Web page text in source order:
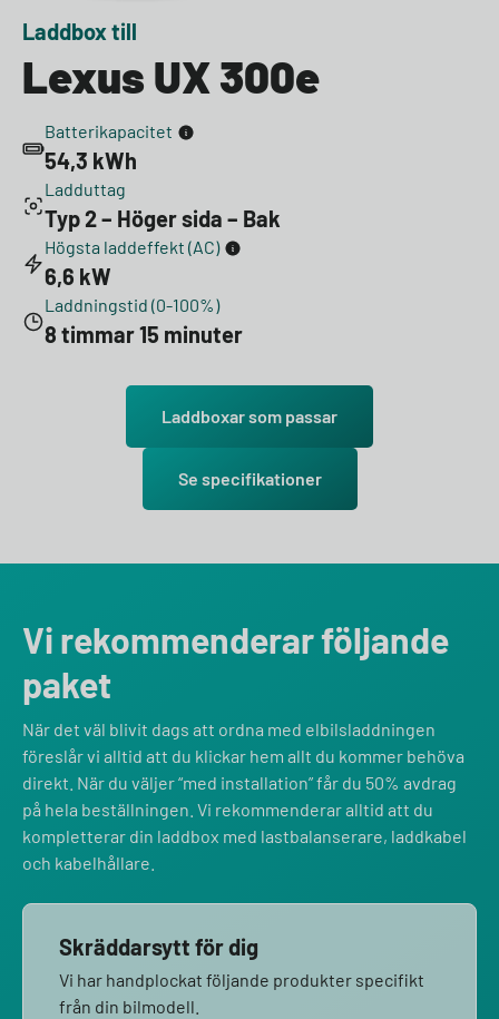
Laddbox till
Lexus UX 300e
Batterikapacitet
54,3 kWh
Ladduttag
Typ 2 – Höger sida – Bak
Högsta laddeffekt (AC)
6,6 kW
Laddningstid (0-100%)
8 timmar 15 minuter
Laddboxar som passar
Se specifikationer
Vi rekommenderar följande
paket
När det väl blivit dags att ordna med elbilsladdningen
föreslår vi alltid att du klickar hem allt du kommer behöva
direkt. När du väljer “med installation” får du 50% avdrag
på hela beställningen. Vi rekommenderar alltid att du
kompletterar din laddbox med lastbalanserare, laddkabel
och kabelhållare.
Skräddarsytt för dig
Vi har handplockat följande produkter specifikt
från din bilmodell.